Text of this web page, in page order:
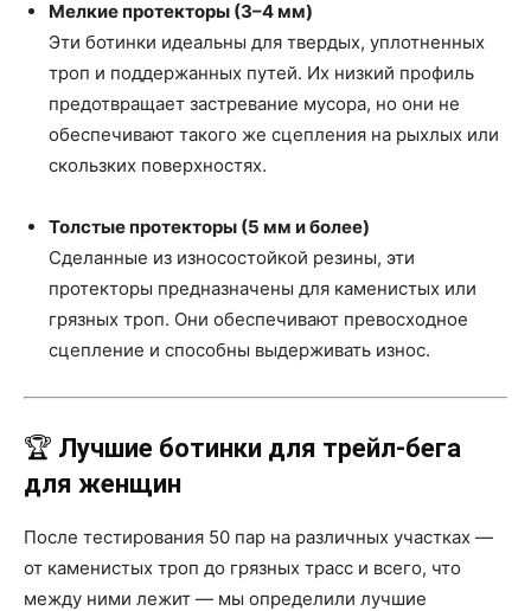
Мелкие протекторы (3–4 мм)
Эти ботинки идеальны для твердых, уплотненных
троп и поддержанных путей. Их низкий профиль
предотвращает застревание мусора, но они не
обеспечивают такого же сцепления на рыхлых или
скользких поверхностях.
Толстые протекторы (5 мм и более)
Сделанные из износостойкой резины, эти
протекторы предназначены для каменистых или
грязных троп. Они обеспечивают превосходное
сцепление и способны выдерживать износ.
🏆 Лучшие ботинки для трейл-бега
для женщин
После тестирования 50 пар на различных участках —
от каменистых троп до грязных трасс и всего, что
между ними лежит — мы определили лучшие